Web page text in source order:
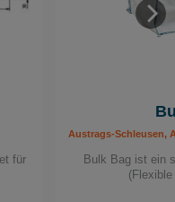
für
Austrags-Schleusen,
Bulk Bag ist ein